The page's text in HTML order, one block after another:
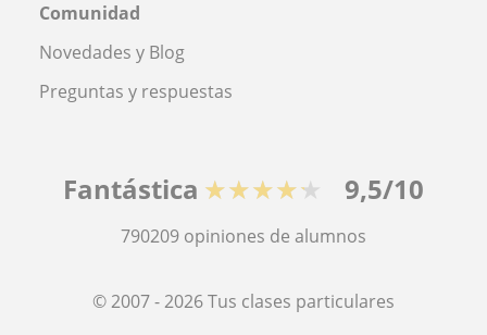
Comunidad
Novedades y Blog
Preguntas y respuestas
Fantástica ★★★★★ 9,5/10
790209 opiniones de alumnos
© 2007 - 2026 Tus clases particulares